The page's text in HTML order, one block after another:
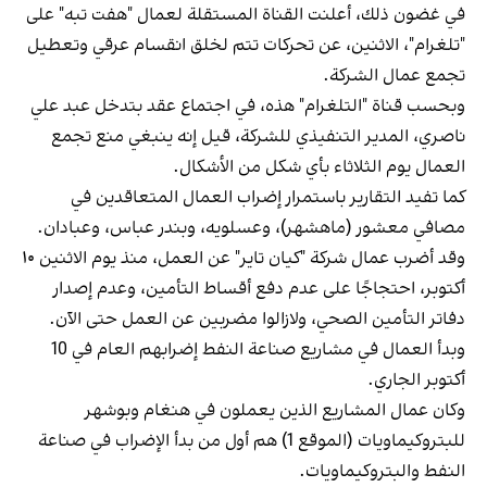
في غضون ذلك، أعلنت القناة المستقلة لعمال "هفت تبه" على
"تلغرام"، الاثنين، عن تحركات تتم لخلق انقسام عرقي وتعطيل
تجمع عمال الشركة.
وبحسب قناة "التلغرام" هذه، في اجتماع عقد بتدخل عبد علي
ناصري، المدير التنفيذي للشركة، قيل إنه ينبغي منع تجمع
العمال يوم الثلاثاء بأي شكل من الأشكال.
كما تفيد التقارير باستمرار إضراب العمال المتعاقدين في
مصافي معشور (ماهشهر)، وعسلويه، وبندر عباس، وعبادان.
وقد أضرب عمال شركة "كيان تاير" عن العمل، منذ يوم الاثنين ۱۰
أكتوبر، احتجاجًا على عدم دفع أقساط التأمين، وعدم إصدار
دفاتر التأمين الصحي، ولازالوا مضربين عن العمل حتى الآن.
وبدأ العمال في مشاريع صناعة النفط إضرابهم العام في 10
أكتوبر الجاري.
وكان عمال المشاريع الذين يعملون في هنغام وبوشهر
للبتروكيماويات (الموقع 1) هم أول من بدأ الإضراب في صناعة
النفط والبتروكيماويات.